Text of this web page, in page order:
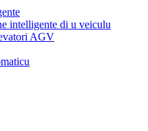
intelligente di u veiculu
AGV